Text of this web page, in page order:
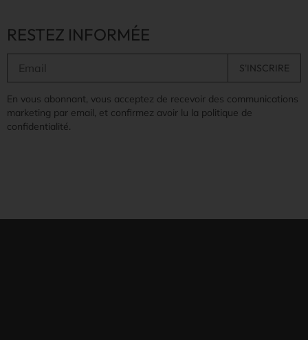
RESTEZ INFORMÉE
En vous abonnant, vous acceptez de recevoir des communications
marketing par email, et confirmez avoir lu la politique de
confidentialité.